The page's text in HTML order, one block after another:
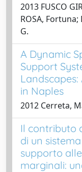
2013 FUSCO
ROSA, Fortuna;
G.
A Dynamic
Support
in Naples
2012 Cerreta,
Il contributo
di un
supporto
marginali: